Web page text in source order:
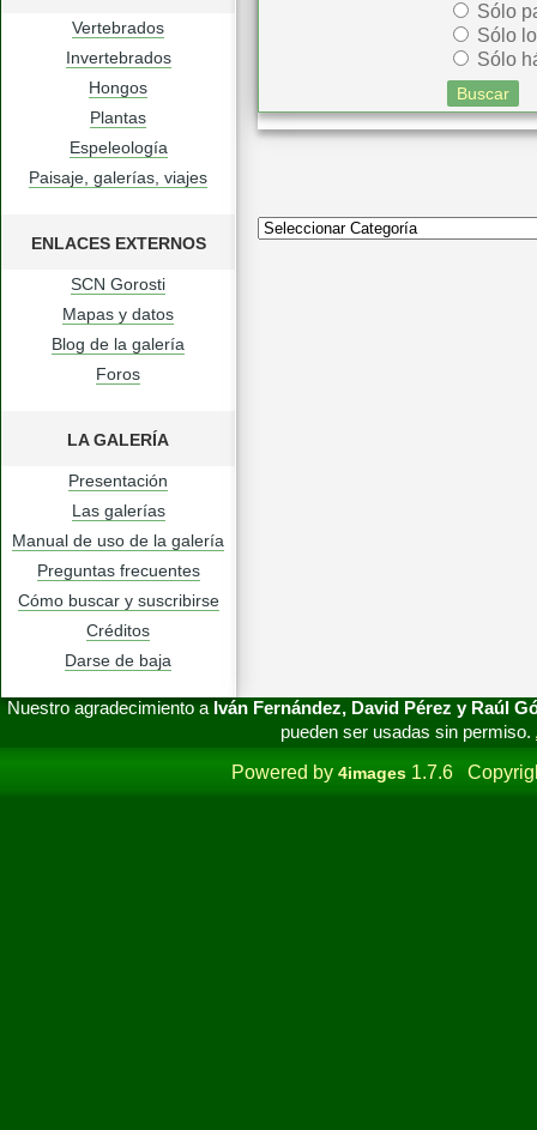
Vertebrados
Invertebrados
Hongos
Plantas
Espeleología
Paisaje, galerías, viajes
ENLACES EXTERNOS
SCN Gorosti
Mapas y datos
Blog de la galería
Foros
LA GALERÍA
Presentación
Las galerías
Manual de uso de la galería
Preguntas frecuentes
Cómo buscar y suscribirse
Créditos
Darse de baja
Sólo
Sólo
Sólo
Nuestro agradecimiento a Iván Fernández, David Pérez y Raúl
pueden ser usadas sin permiso.
Powered by 4images 1.7.6